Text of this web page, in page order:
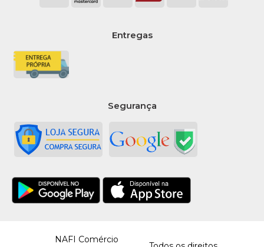
Entregas
Segurança
NAFI Comércio